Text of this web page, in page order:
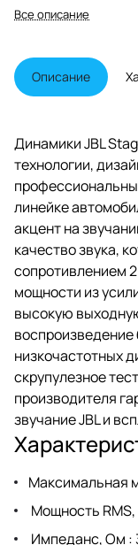
Все описание
Описание
Динамики JBL
технологии,
линейке
акцент на
качество звука,
сопротивлением
мощности из
высокую
воспроизведение
низкочастотных
скрупулезное
производителя
звучание JBL и
Максимальная
Мощность RMS,
Импеданс, Ом :